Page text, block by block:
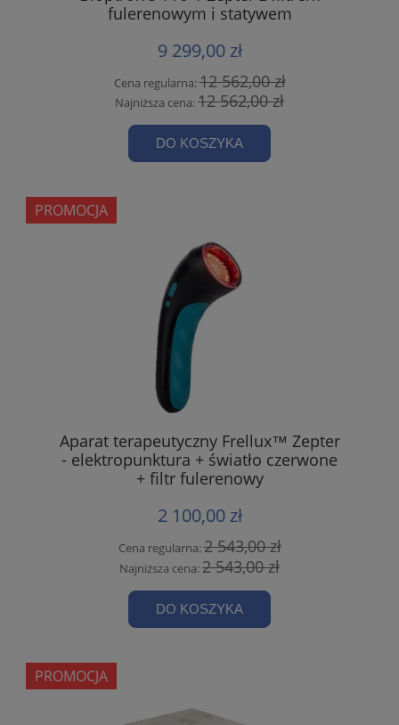
fulerenowym i statywem
9 299,00 zł
Cena regularna:12 562,00 zł
Najniższa cena:12 562,00 zł
DO KOSZYKA
Aparat terapeutyczny Frellux™ Zepter
- elektropunktura + światło czerwone
+ filtr fulerenowy
2 100,00 zł
Cena regularna:2 543,00 zł
Najniższa cena:2 543,00 zł
DO KOSZYKA
PROMOCJA
PROMOCJA